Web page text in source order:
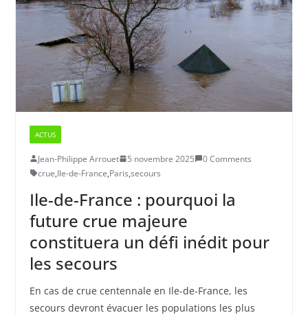
ACTUS
Jean-Philippe Arrouet 5 novembre 2025
0 Comments
crue,Ile-de-France,Paris,secours
Ile-de-France : pourquoi la
future crue majeure
constituera un défi inédit pour
les secours
En cas de crue centennale en Ile-de-France, les
secours devront évacuer les populations les plus